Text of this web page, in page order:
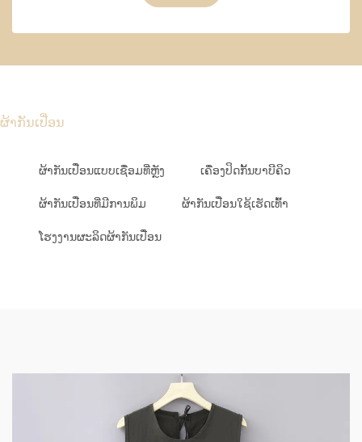
ຜ້າກັນເປື່ອນ
ຜ້າກັນເປື່ອນແບບເຊື່ອມທີ່ຫຼັງ ເຄື່ອງປິດກັ້ນບາບີຄິວ
ຜ້າກັນເປື່ອນທີ່ມີການພິມ ຜ້າກັນເປື່ອນໃຊ້ເຮັດເທົ້າ
ໂຮງງານຜະລິດຜ້າກັນເປື່ອນ